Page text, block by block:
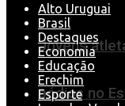
Jovens
pódios no
Alto Uruguai
Brasil
Destaques
Economia
Educação
Erechim
Esporte